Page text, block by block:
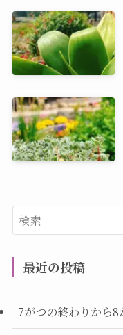
最近の投稿
7がつの終わりから